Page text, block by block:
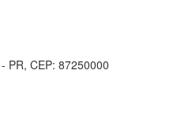
PR, CEP: 87250000